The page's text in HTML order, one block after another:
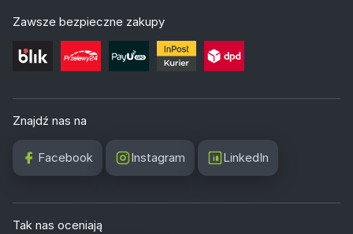
Zawsze bezpieczne zakupy
Znajdź nas na
Facebook Instagram LinkedIn
Tak nas oceniają